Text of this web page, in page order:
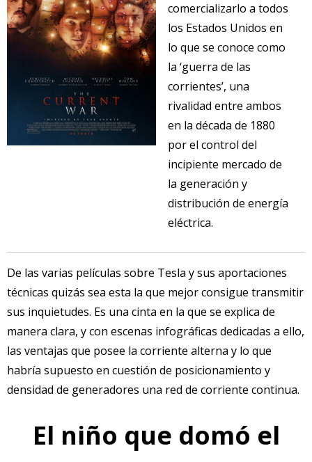
comercializarlo a todos
los Estados Unidos en
lo que se conoce como
la ‘guerra de las
corrientes’, una
rivalidad entre ambos
en la década de 1880
por el control del
incipiente mercado de
la generación y
distribución de energía
eléctrica.
De las varias películas sobre Tesla y sus aportaciones
técnicas quizás sea esta la que mejor consigue transmitir
sus inquietudes. Es una cinta en la que se explica de
manera clara, y con escenas infográficas dedicadas a ello,
las ventajas que posee la corriente alterna y lo que
habría supuesto en cuestión de posicionamiento y
densidad de generadores una red de corriente continua.
El niño que domó el